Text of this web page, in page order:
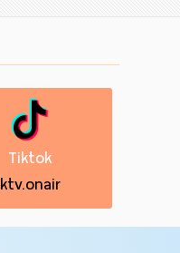
Tiktok
ktv.onair